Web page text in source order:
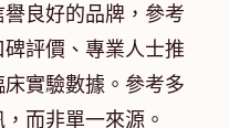
良好的品牌，參考
評價、專業人士推
實驗數據。參考多
而非單一來源。